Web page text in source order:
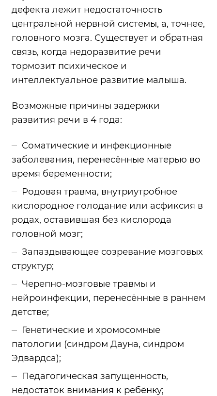
дефекта лежит недостаточность
центральной нервной системы, а, точнее,
головного мозга. Существует и обратная
связь, когда недоразвитие речи
тормозит психическое и
интеллектуальное развитие малыша.
Возможные причины задержки
развития речи в 4 года:
Соматические и инфекционные
заболевания, перенесённые матерью во
время беременности;
Родовая травма, внутриутробное
кислородное голодание или асфиксия в
родах, оставившая без кислорода
головной мозг;
Запаздывающее созревание мозговых
структур;
Черепно-мозговые травмы и
нейроинфекции, перенесённые в раннем
детстве;
Генетические и хромосомные
патологии (синдром Дауна, синдром
Эдвардса);
Педагогическая запущенность,
недостаток внимания к ребёнку;